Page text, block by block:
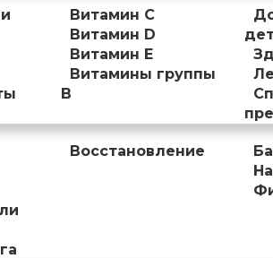
Витамин С
Витамин D
Витамин Е
Витамины группы
B
Восстановление